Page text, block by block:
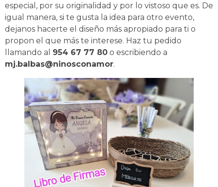
especial, por su originalidad y por lo vistoso que es. De
igual manera, si te gusta la idea para otro evento,
dejanos hacerte el diseño más apropiado para ti o
propon el que más te interese. Haz tu pedido
llamando al 954 67 77 80 o escribiendo a
mj.balbas@ninosconamor.